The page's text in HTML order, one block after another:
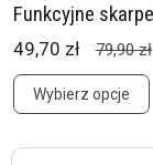
Funkcyjne
49,70 zł 79,90 zł
Wybierz opcje